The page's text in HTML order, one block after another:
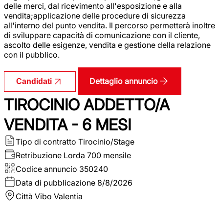
delle merci, dal ricevimento all'esposizione e alla
vendita;applicazione delle procedure di sicurezza
all'interno del punto vendita. Il percorso permetterà inoltre
di sviluppare capacità di comunicazione con il cliente,
ascolto delle esigenze, vendita e gestione della relazione
con il pubblico.
Candidati Dettaglio annuncio
TIROCINIO ADDETTO/A
VENDITA - 6 MESI
Tipo di contratto Tirocinio/Stage
Retribuzione Lorda 700 mensile
Codice annuncio 350240
Data di pubblicazione 8/8/2026
Città Vibo Valentia